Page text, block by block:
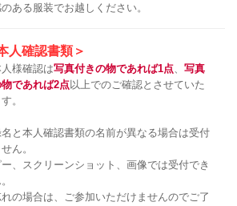
ある服装でお越しください。
人確認書類＞
人様確認は写真付きの物であれば1点
写真
であれば2点以上でのご確認とさせていた
。
と本人確認書類の名前が異なる場合は受付
ん。
、スクリーンショット、画像では受付でき
の場合は、ご参加いただけませんのでご了